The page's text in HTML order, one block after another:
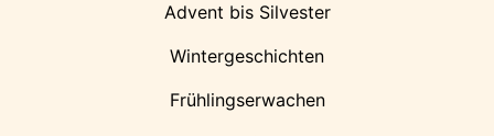
Advent bis Silvester
Wintergeschichten
Frühlingserwachen